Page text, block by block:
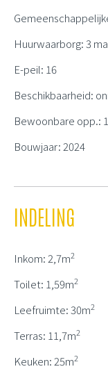
Huurwaarborg: 3
E-peil: 16
Beschikbaarheid:
Bewoonbare opp.:
Bouwjaar: 2024
INDELING
Inkom: 2,7m2
Toilet: 1,59m2
Leefruimte: 30m2
Terras: 11,7m2
Keuken: 25m2